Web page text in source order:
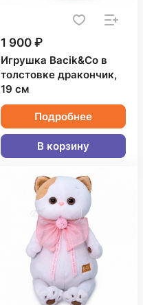
1 900 ₽
Игрушка Bacik&Co в
толстовке дракончик,
19 см
Подробнее
В корзину